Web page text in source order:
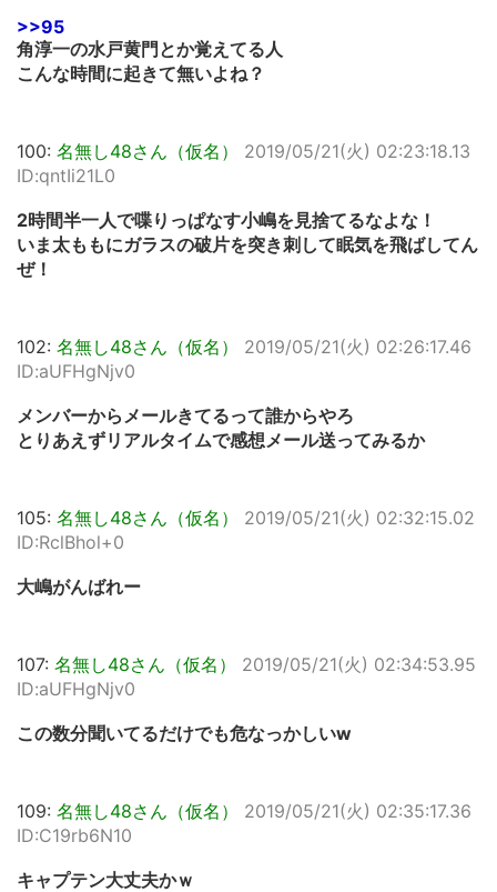
>>95
角淳一の水戸黄門とか覚えてる人
こんな時間に起きて無いよね？
100: 名無し48さん（仮名）
2019/05/21(火) 02:23:18.13
ID:qntIi21L0
2時間半一人で喋りっぱなす小嶋を見捨てるなよな！
いま太ももにガラスの破片を突き刺して眠気を飛ばしてん
ぜ！
102: 名無し48さん（仮名）
2019/05/21(火) 02:26:17.46
ID:aUFHgNjv0
メンバーからメールきてるって誰からやろ
とりあえずリアルタイムで感想メール送ってみるか
105: 名無し48さん（仮名）
2019/05/21(火) 02:32:15.02
ID:RclBhol+0
大嶋がんばれー
107: 名無し48さん（仮名）
2019/05/21(火) 02:34:53.95
ID:aUFHgNjv0
この数分聞いてるだけでも危なっかしいw
109: 名無し48さん（仮名）
2019/05/21(火) 02:35:17.36
ID:C19rb6N10
キャプテン大丈夫かｗ